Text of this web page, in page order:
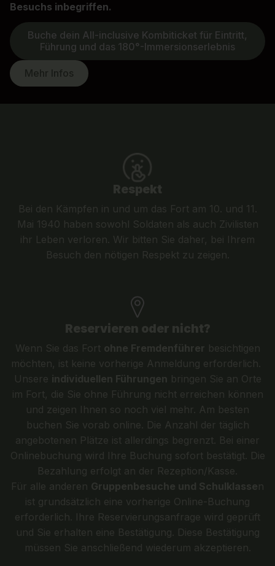
Besuchs inbegriffen.
Buche dein All-inclusive Kombiticket für Eintritt,
Führung und das 180°-Immersionserlebnis
Mehr Infos
Respekt
Bei den Kämpfen in und um das Fort am 10. und 11.
Mai 1940 haben sowohl Soldaten als auch Zivilisten
ihr Leben verloren. Wir bitten Sie daher, bei Ihrem
Besuch den nötigen Respekt zu zeigen.
Reservieren oder nicht?
Wenn Sie das Fort ohne Fremdenführer besichtigen
möchten, ist keine vorherige Anmeldung erforderlich.
Unsere individuellen Führungen bringen Sie an Orte
im Fort, die Sie ohne Führung nicht erreichen können
und zeigen Ihnen so noch viel mehr. Am besten
buchen Sie vorab online. Die Anzahl der täglich
angebotenen Plätze ist allerdings begrenzt. Bei einer
Onlinebuchung wird Ihre Buchung sofort bestätigt. Die
Bezahlung erfolgt an der Rezeption/Kasse.
Für alle anderen Gruppenbesuche und Schulklassen
ist grundsätzlich eine vorherige Online-Buchung
erforderlich. Ihre Reservierungsanfrage wird geprüft
und Sie erhalten eine Bestätigung. Diese Bestätigung
müssen Sie anschließend wiederum akzeptieren.